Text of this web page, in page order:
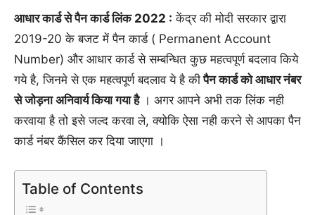
आधार कार्ड से पैन कार्ड लिंक 2022 : केंद्र की मोदी सरकार द्वारा
2019-20 के बजट में पैन कार्ड ( Permanent Account
Number) और आधार कार्ड से सम्बन्धित कुछ महत्वपूर्ण बदलाव किये
गये है, जिनमे से एक महत्वपूर्ण बदलाव ये है कीपैन कार्ड को आधार नंबर
से जोड़ना अनिवार्य किया गया है। अगर आपने अभी तक लिंक नही
करवाया है तो इसे जल्द करवा ले, क्योकि ऐसा नही करने से आपका पैन
कार्ड नंबर कैंसिल कर दिया जाएगा ।
Table of Contents